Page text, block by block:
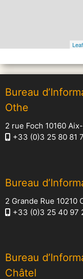
Bureau
Othe
2 rue Foch 10160
+33 (0)3 25 80 81
Bureau
2 Grande Rue 10210
+33 (0)3 25 40 97
Bureau
Châtel